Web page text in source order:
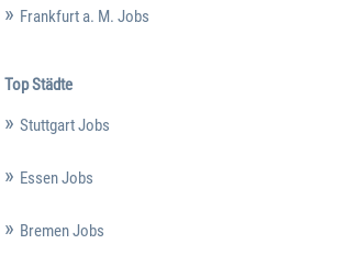
Frankfurt a. M. Jobs
Top Städte
Stuttgart Jobs
Essen Jobs
Bremen Jobs